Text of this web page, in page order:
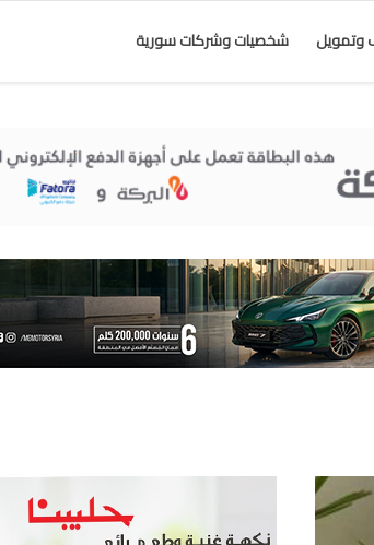
وتمويل شخصيات وشركات سورية